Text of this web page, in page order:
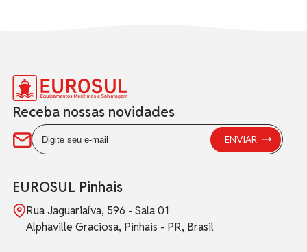
Receba nossas novidades
EUROSUL Pinhais
Rua Jaguariaíva, 596 - Sala 01
Alphaville Graciosa, Pinhais - PR, Brasil